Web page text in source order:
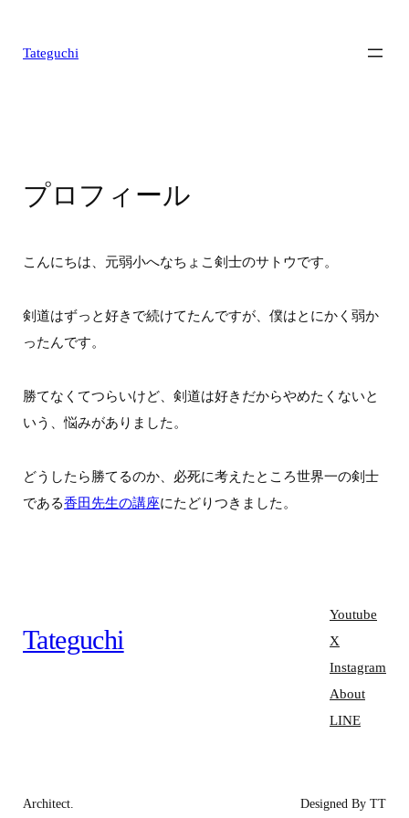
Tateguchi
プロフィール
こんにちは、元弱小へなちょこ剣士のサトウです。
剣道はずっと好きで続けてたんですが、僕はとにかく弱か
ったんです。
勝てなくてつらいけど、剣道は好きだからやめたくないと
いう、悩みがありました。
どうしたら勝てるのか、必死に考えたところ世界一の剣士
である香田先生の講座にたどりつきました。
Tateguchi
Youtube
X
Instagram
About
LINE
Architect. Designed By TT